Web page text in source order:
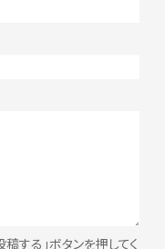
する」ボタンを押してく